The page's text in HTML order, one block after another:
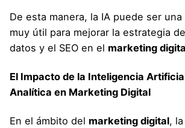
De esta manera, la IA puede ser
muy útil para mejorar la estrategia
datos y el SEO en el marketing
El Impacto de la Inteligencia
Analítica en Marketing Digital
En el ámbito del marketing digital, la